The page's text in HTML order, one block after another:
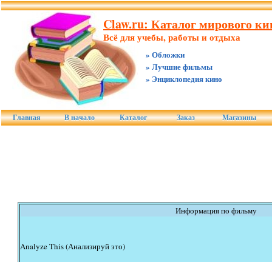
Claw.ru: Каталог мирового
Всё для учебы, работы и отдыха
» Обложки
» Лучшие фильмы
» Энциклопедия кино
Главная В начало Каталог Заказ Магазины
Информация по фильму
Analyze This (Анализируй это)